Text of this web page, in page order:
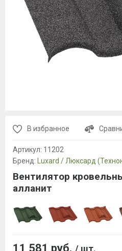
В избранное
Артикул: 11202
Бренд:
Luxard / Люксард
Вентилятор
алланит
11 581 руб. / шт.